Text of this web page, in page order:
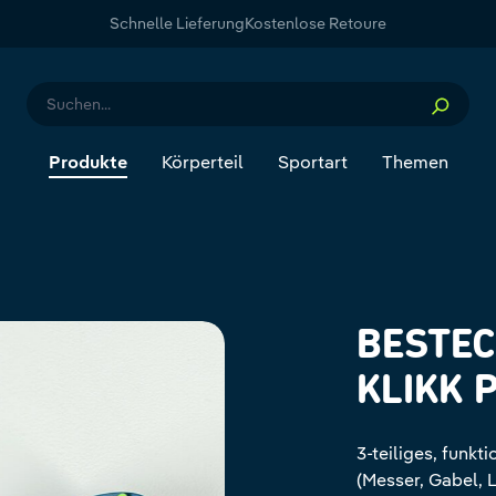
Schnelle LieferungKostenlose Retoure
Produkte Körperteil Sportart Themen
KLIKK
3-teiliges,
(Messer, Gabel,